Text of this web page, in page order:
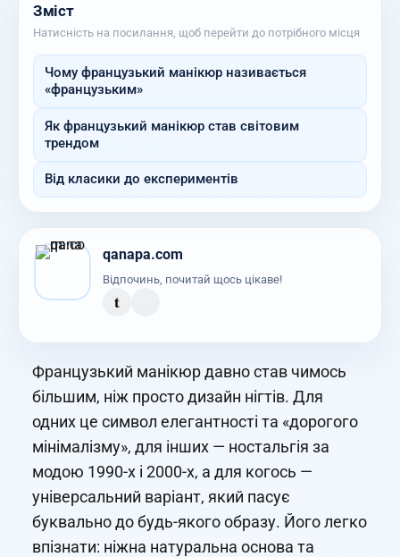
Зміст
Натисність на посилання, щоб перейти до потрібного місця
Чому французький манікюр називається
«французьким»
Як французький манікюр став світовим
трендом
Від класики до експериментів
qanapa.com
Відпочинь, почитай щось цікаве!
t
Французький манікюр давно став чимось
більшим, ніж просто дизайн нігтів. Для
одних це символ елегантності та «дорогого
мінімалізму», для інших — ностальгія за
модою 1990-х і 2000-х, а для когось —
універсальний варіант, який пасує
буквально до будь-якого образу. Його легко
впізнати: ніжна натуральна основа та